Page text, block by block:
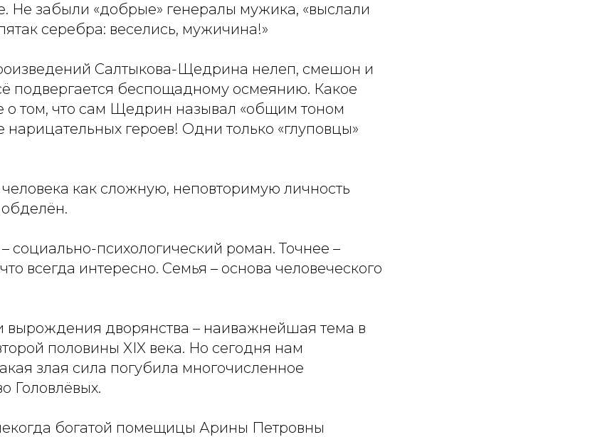
Не забыли «добрые» генералы мужика, «выслали
серебра: веселись, мужичина!»
Салтыкова-Щедрина нелеп, смешон и
подвергается беспощадному осмеянию. Какое
о том, что сам Щедрин называл «общим тоном
нарицательных героев! Одни только «глуповцы»
как сложную, неповторимую личность
социально-психологический роман. Точнее –
всегда интересно. Семья – основа человеческого
вырождения дворянства – наиважнейшая тема в
половины XIX века. Но сегодня нам
злая сила погубила многочисленное
Головлёвых.
богатой помещицы Арины Петровны